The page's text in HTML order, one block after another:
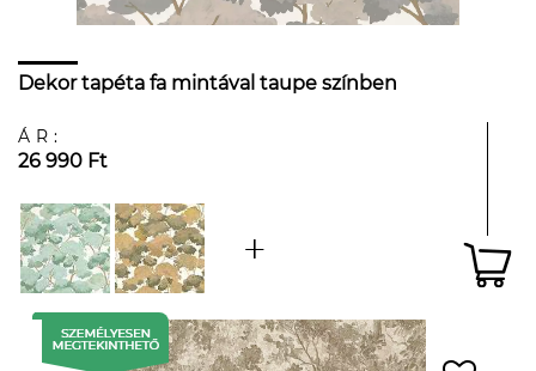
Dekor tapéta fa mintával taupe színben
ÁR:
26 990 Ft